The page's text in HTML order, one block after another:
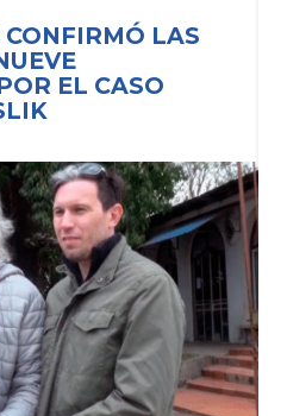
LAS
EL CASO